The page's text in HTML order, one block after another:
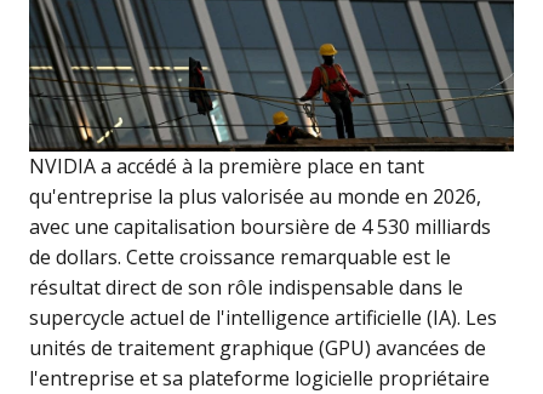
NVIDIA a accédé à la première place en tant
qu'entreprise la plus valorisée au monde en 2026,
avec une capitalisation boursière de 4 530 milliards
de dollars. Cette croissance remarquable est le
résultat direct de son rôle indispensable dans le
supercycle actuel de l'intelligence artificielle (IA). Les
unités de traitement graphique (GPU) avancées de
l'entreprise et sa plateforme logicielle propriétaire